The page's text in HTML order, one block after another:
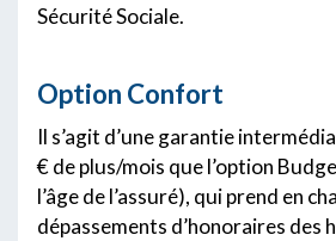
Sécurité Sociale.
Option Confort
Il s’agit d’une garantie
€ de plus/mois que l’option
l’âge de l’assuré), qui prend en
dépassements d’honoraires des